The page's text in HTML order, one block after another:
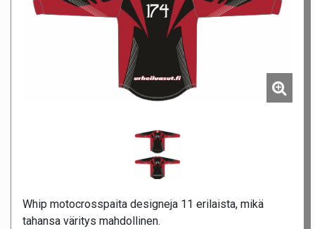
Whip motocrosspaita designeja 11 erilaista, mikä
tahansa väritys mahdollinen.